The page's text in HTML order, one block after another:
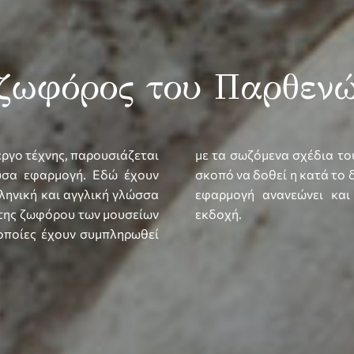
του
τέχνης, παρουσιάζεται
εφαρμογή. Εδώ έχουν
και αγγλική γλώσσα
ζωφόρου των μουσείων
έχουν συμπληρωθεί
του J. Stuart (1751), με
εικόνα του συνόλου. Η
προηγούμενη ψηφιακή
εκδοχή.